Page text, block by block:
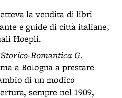
la vendita di libri
e guide di città italiane,
Hoepli.
Romantica G.
a Bologna a prestare
di un modico
sempre nel 1909,